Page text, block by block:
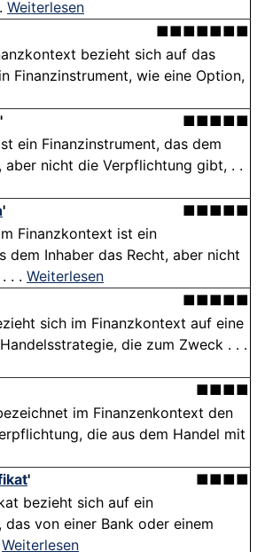
Weiterlesen
■■■■■■■
bezieht sich auf das
Finanzinstrument, wie eine Option,
'
■■■■■
ein Finanzinstrument, das dem
aber nicht die Verpflichtung gibt, . .
'
■■■■■
Finanzkontext ist ein
dem Inhaber das Recht, aber nicht
. . Weiterlesen
■■■■■
sich im Finanzkontext auf eine
die zum Zweck . . .
■■■■
im Finanzenkontext den
die aus dem Handel mit
'
■■■■
bezieht sich auf ein
das von einer Bank oder einem
Weiterlesen